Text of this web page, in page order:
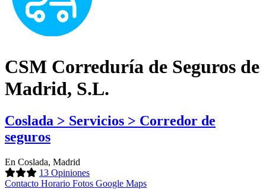
CSM Correduría de Seguros de
Madrid, S.L.
Coslada > Servicios > Corredor de
seguros
En Coslada, Madrid
13 Opiniones
Contacto Horario Fotos Google Maps